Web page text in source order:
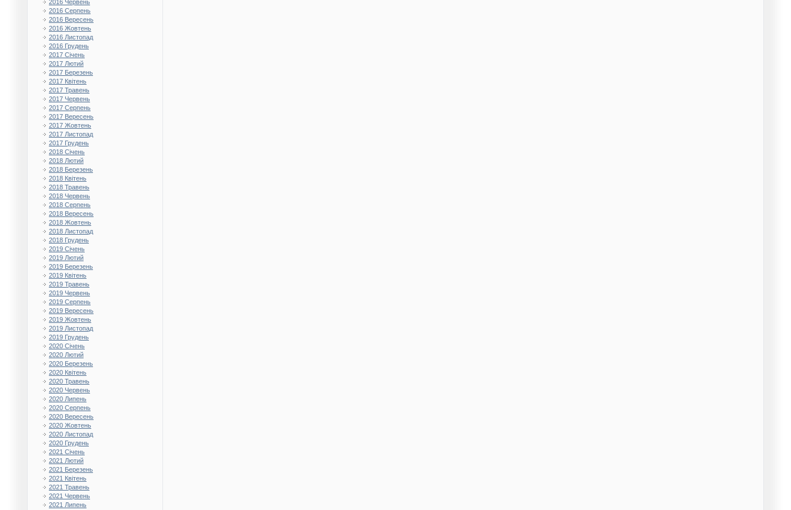
2016 Червень
2016 Серпень
2016 Вересень
2016 Жовтень
2016 Листопад
2016 Грудень
2017 Січень
2017 Лютий
2017 Березень
2017 Квітень
2017 Травень
2017 Червень
2017 Серпень
2017 Вересень
2017 Жовтень
2017 Листопад
2017 Грудень
2018 Січень
2018 Лютий
2018 Березень
2018 Квітень
2018 Травень
2018 Червень
2018 Серпень
2018 Вересень
2018 Жовтень
2018 Листопад
2018 Грудень
2019 Січень
2019 Лютий
2019 Березень
2019 Квітень
2019 Травень
2019 Червень
2019 Серпень
2019 Вересень
2019 Жовтень
2019 Листопад
2019 Грудень
2020 Січень
2020 Лютий
2020 Березень
2020 Квітень
2020 Травень
2020 Червень
2020 Липень
2020 Серпень
2020 Вересень
2020 Жовтень
2020 Листопад
2020 Грудень
2021 Січень
2021 Лютий
2021 Березень
2021 Квітень
2021 Травень
2021 Червень
2021 Липень